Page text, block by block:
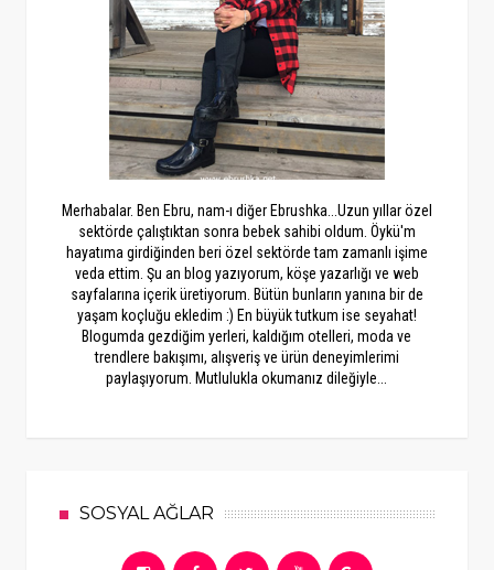
Merhabalar. Ben Ebru, nam-ı diğer Ebrushka...Uzun yıllar özel
sektörde çalıştıktan sonra bebek sahibi oldum. Öykü'm
hayatıma girdiğinden beri özel sektörde tam zamanlı işime
veda ettim. Şu an blog yazıyorum, köşe yazarlığı ve web
sayfalarına içerik üretiyorum. Bütün bunların yanına bir de
yaşam koçluğu ekledim :) En büyük tutkum ise seyahat!
Blogumda gezdiğim yerleri, kaldığım otelleri, moda ve
trendlere bakışımı, alışveriş ve ürün deneyimlerimi
paylaşıyorum. Mutlulukla okumanız dileğiyle...
SOSYAL AĞLAR